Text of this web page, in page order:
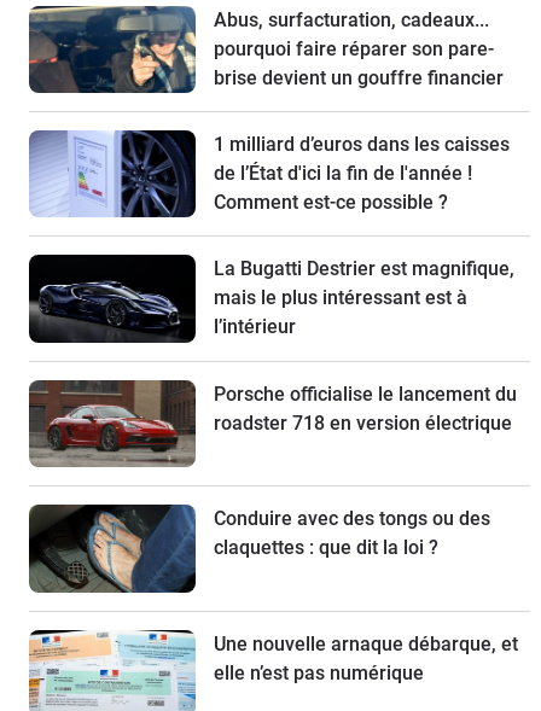
Abus, surfacturation, cadeaux...
pourquoi faire réparer son pare-
brise devient un gouffre financier
1 milliard d’euros dans les caisses
de l’État d'ici la fin de l'année !
Comment est-ce possible ?
La Bugatti Destrier est magnifique,
mais le plus intéressant est à
l’intérieur
Porsche officialise le lancement du
roadster 718 en version électrique
Conduire avec des tongs ou des
claquettes : que dit la loi ?
Une nouvelle arnaque débarque, et
elle n’est pas numérique